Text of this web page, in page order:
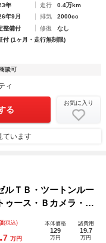
年 走行
0.4万km
年9月 排気
2000cc
整備付 修復
なし
付 (1ヶ月・走行無制限)
談可
ィ
る
お気に入り
ています
ＴＢ・ツートンルー
ゥース・Ｂカメラ・ソ
ュ・アイスト・革巻
１５ＡＷ・ドラレコ
(税込)
7 万円
本体価格
129
万円
諸費用
19.7
万円